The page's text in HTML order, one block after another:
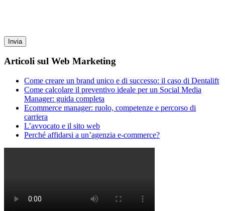
Articoli sul Web Marketing
Come creare un brand unico e di successo: il caso di Dentalift
Come calcolare il preventivo ideale per un Social Media
Manager: guida completa
Ecommerce manager: ruolo, competenze e percorso di
carriera
L’avvocato e il sito web
Perché affidarsi a un’agenzia e-commerce?